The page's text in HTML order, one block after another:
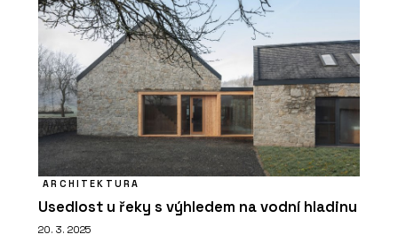
ARCHITEKTURA
Usedlost u řeky s výhledem na vodní hladinu
20. 3. 2025